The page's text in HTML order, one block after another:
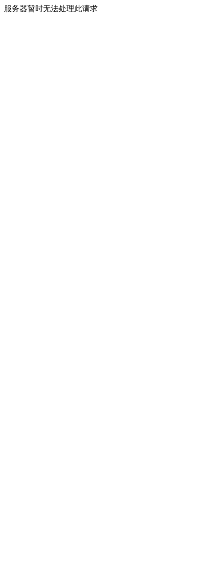
服务器暂时无法处理此请求